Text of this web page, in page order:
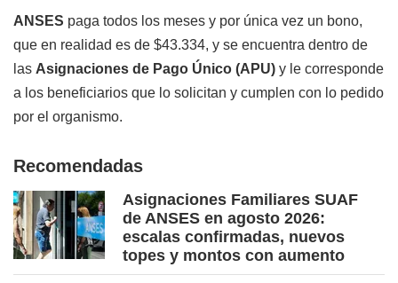
ANSES paga todos los meses y por única vez un bono,
que en realidad es de $43.334, y se encuentra dentro de
las Asignaciones de Pago Único (APU) y le corresponde
a los beneficiarios que lo solicitan y cumplen con lo pedido
por el organismo.
Recomendadas
Asignaciones Familiares SUAF
de ANSES en agosto 2026:
escalas confirmadas, nuevos
topes y montos con aumento